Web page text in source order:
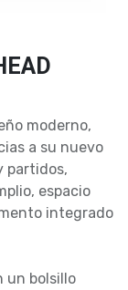
moderno,
a su nuevo
partidos,
espacio
integrado
un bolsillo